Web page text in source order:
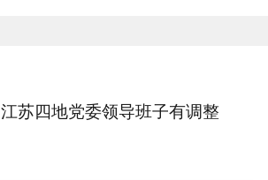
江苏四地党委领导班子有调整